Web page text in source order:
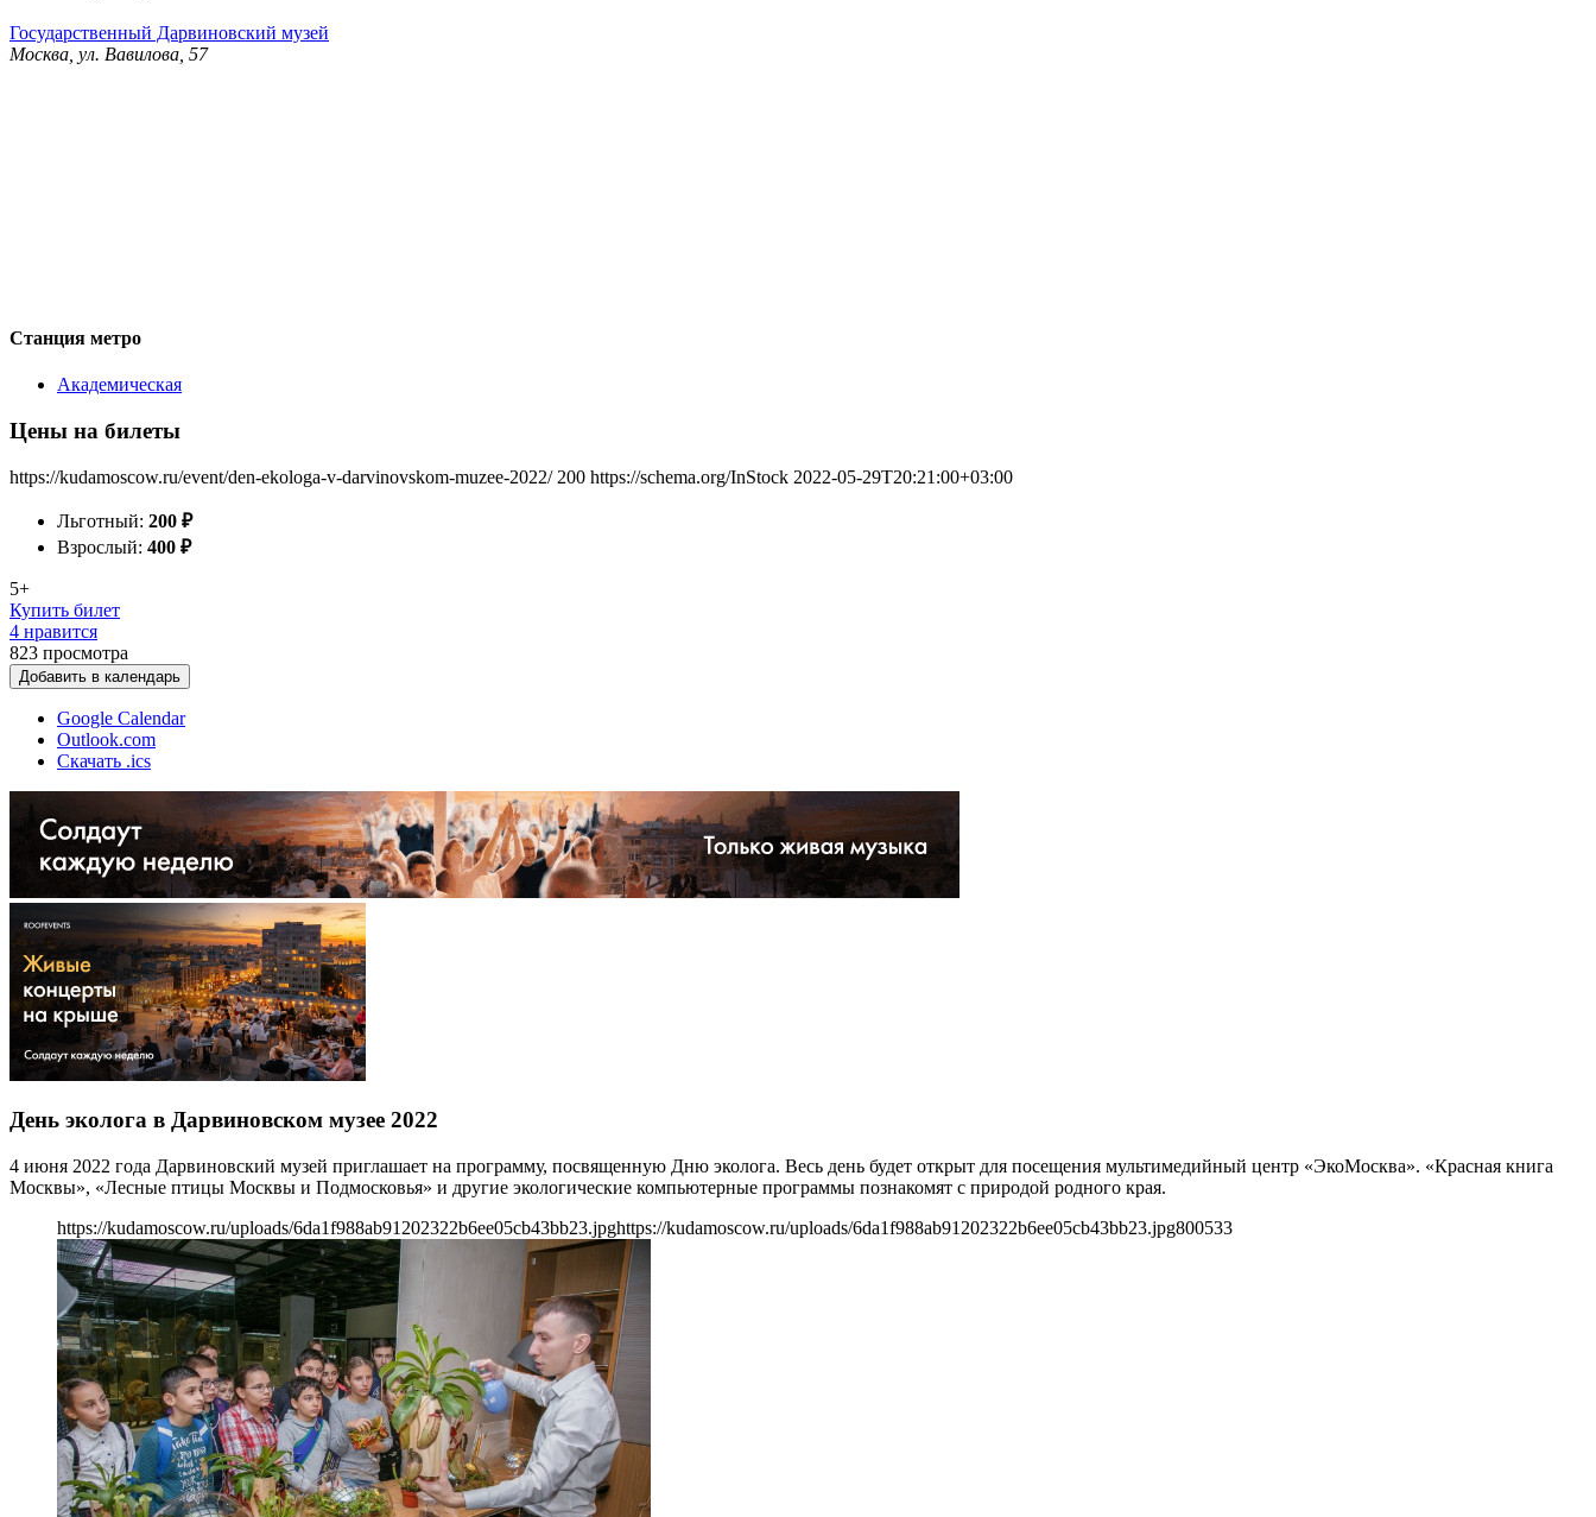
Государственный Дарвиновский музей
Москва, ул. Вавилова, 57
Станция метро
Академическая
Цены на билеты
https://kudamoscow.ru/event/den-ekologa-v-darvinovskom-muzee-2022/ 200 https://schema.org/InStock 2022-05-29T20:21:00+03:00
Льготный: 200 ₽
Взрослый: 400 ₽
5+
Купить билет
4 нравится
823 просмотра
Добавить в календарь
Google Calendar
Outlook.com
Скачать .ics
День эколога в Дарвиновском музее 2022
4 июня 2022 года Дарвиновский музей приглашает на программу, посвященную Дню эколога. Весь день будет открыт для посещения мультимедийный центр «ЭкоМосква». «Красная книга
Москвы», «Лесные птицы Москвы и Подмосковья» и другие экологические компьютерные программы познакомят с природой родного края.
https://kudamoscow.ru/uploads/6da1f988ab91202322b6ee05cb43bb23.jpghttps://kudamoscow.ru/uploads/6da1f988ab91202322b6ee05cb43bb23.jpg800533